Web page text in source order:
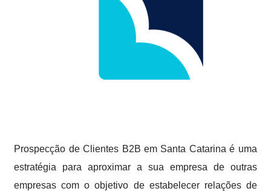
Prospecção de Clientes B2B em Santa Catarina é uma
estratégia para aproximar a sua empresa de outras
empresas com o objetivo de estabelecer relações de